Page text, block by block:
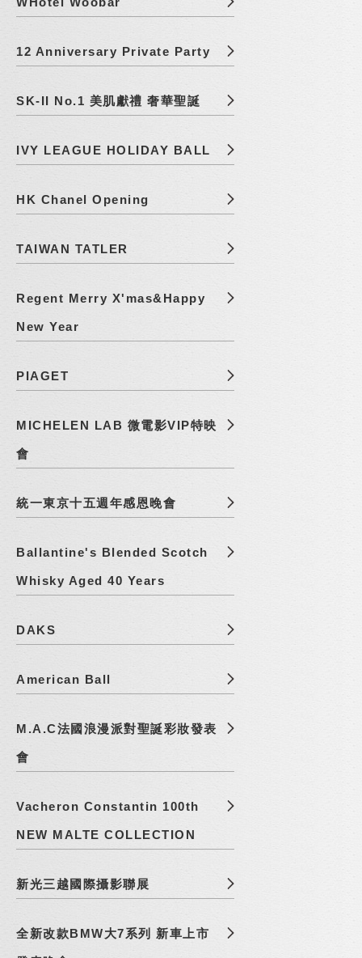
12 Anniversary Private Party
SK-II No.1 美肌獻禮 奢華聖誕
IVY LEAGUE HOLIDAY BALL
HK Chanel Opening
TAIWAN TATLER
Regent Merry X'mas&Happy
New Year
PIAGET
MICHELEN LAB 微電影VIP特映
會
統一東京十五週年感恩晚會
Ballantine's Blended Scotch
Whisky Aged 40 Years
DAKS
American Ball
M.A.C法國浪漫派對聖誕彩妝發表
會
Vacheron Constantin 100th
NEW MALTE COLLECTION
新光三越國際攝影聯展
全新改款BMW大7系列 新車上市